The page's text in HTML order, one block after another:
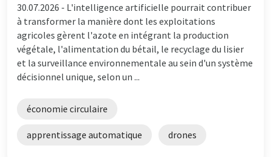
30.07.2026 - L'intelligence artificielle pourrait contribuer
à transformer la manière dont les exploitations
agricoles gèrent l'azote en intégrant la production
végétale, l'alimentation du bétail, le recyclage du lisier
et la surveillance environnementale au sein d'un système
décisionnel unique, selon un ...
économie circulaire
apprentissage automatique drones